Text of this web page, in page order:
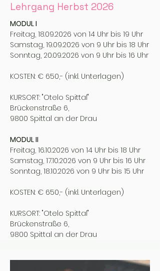
Lehrgang Herbst 2026
MODUL I
Freitag, 18.09.2026 von 14 Uhr bis 19 Uhr
Samstag, 19.09.2026 von 9 Uhr bis 18 Uhr
Sonntag, 20.09.2026 von 9 Uhr bis 16 Uhr
KOSTEN: € 650,- (inkl. Unterlagen)
KURSORT: "Otelo Spittal"
Brückenstraße 6,
9800 Spittal an der Drau
MODUL II
Freitag, 16.10.2026 von 14 Uhr bis 18 Uhr
Samstag, 17.10.2026 von 9 Uhr bis 16 Uhr
Sonntag, 18.10.2026 von 9 Uhr bis 15 Uhr
KOSTEN: € 650,- (inkl. Unterlagen)
KURSORT: "Otelo Spittal"
Brückenstraße 6,
9800 Spittal an der Drau